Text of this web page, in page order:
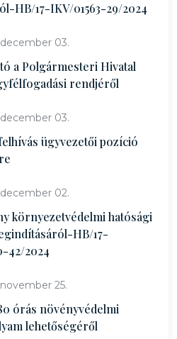
HB/17-IKV/01563-29/2024
03.
a Polgármesteri Hivatal
rendjéről
03.
ügyvezetői pozíció
02.
környezetvédelmi hatósági
HB/17-
42/2024
25.
órás növényvédelmi
lehetőségéről